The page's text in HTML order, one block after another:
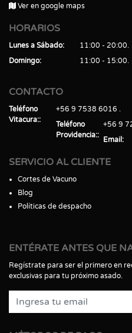
Ver en google maps
HORARIOS
Lunes a Sábado
11:00 - 20:00
Domingo
11:00 - 15:00
CONTACTO
Teléfono
Vitacura:
+56 9 7538 6016
Teléfono
Providencia:
+56 9
Email
SERVICIO AL CLIENTE
Cortes de Vacuno
Blog
Políticas de despacho
ENTÉRATE ANTES QUE
Regístrate para ser el primero en
exclusivas para tu próximo asado.